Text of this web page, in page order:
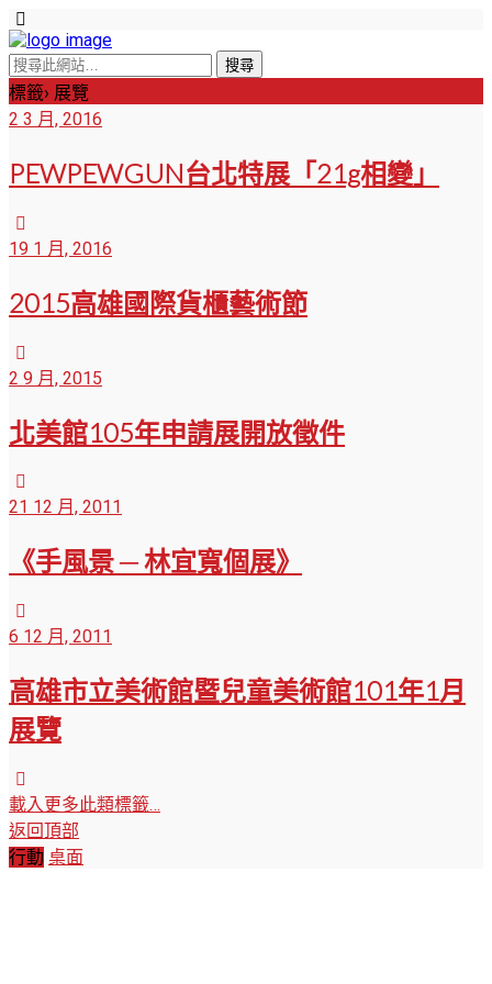
標籤› 展覽
2 3 月, 2016
PEWPEWGUN台北特展「21g相變」
19 1 月, 2016
2015高雄國際貨櫃藝術節
2 9 月, 2015
北美館105年申請展開放徵件
21 12 月, 2011
《手風景 ─ 林宜寬個展》
6 12 月, 2011
高雄市立美術館暨兒童美術館101年1月
展覽
載入更多此類標籤…
返回頂部
行動 桌面